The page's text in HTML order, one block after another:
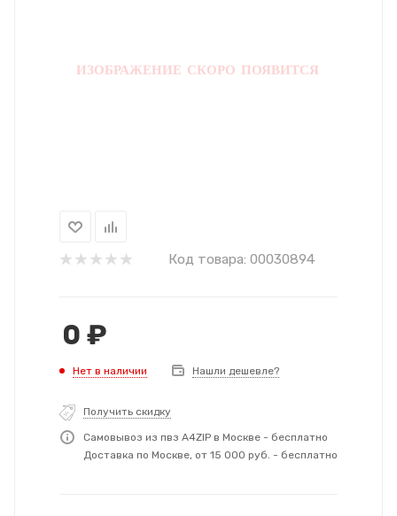
Код товара: 00030894
0 ₽
Нет в наличии Нашли дешевле?
Получить скидку
Самовывоз из пвз A4ZIP в Москве - бесплатно
Доставка по Москве, от 15 000 руб. - бесплатно